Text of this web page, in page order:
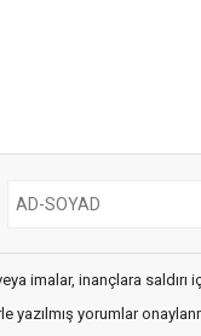
imalar, inançlara saldırı
yazılmış yorumlar